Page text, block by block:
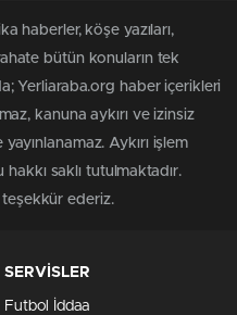
haberler, köşe yazıları,
bütün konuların tek
Yerliaraba.org haber içerikleri
kanuna aykırı ve izinsiz
Aykırı işlem
saklı tutulmaktadır.
ederiz.
SERVİSLER
Futbol İddaa